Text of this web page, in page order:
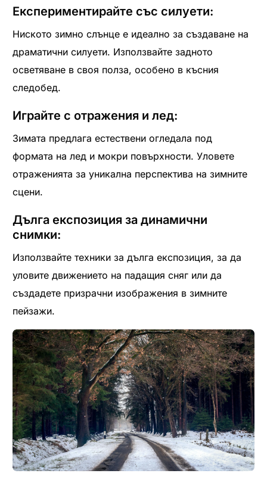
Експериментирайте със силуети:
Ниското зимно слънце е идеално за създаване на
драматични силуети. Използвайте задното
осветяване в своя полза, особено в късния
следобед.
Играйте с отражения и лед:
Зимата предлага естествени огледала под
формата на лед и мокри повърхности. Уловете
отраженията за уникална перспектива на зимните
сцени.
Дълга експозиция за динамични
снимки:
Използвайте техники за дълга експозиция, за да
уловите движението на падащия сняг или да
създадете призрачни изображения в зимните
пейзажи.